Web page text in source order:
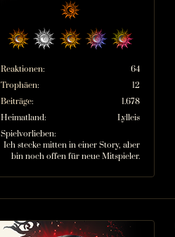
Reaktionen
64
Trophäen
12
Beiträge
1.678
Heimatland
Lylleis
Spielvorlieben
Ich stecke mitten in einer Story, aber
bin noch offen für neue Mitspieler.